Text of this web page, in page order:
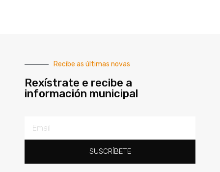
Recibe as últimas novas
Rexístrate e recibe a
información municipal
SUSCRÍBETE